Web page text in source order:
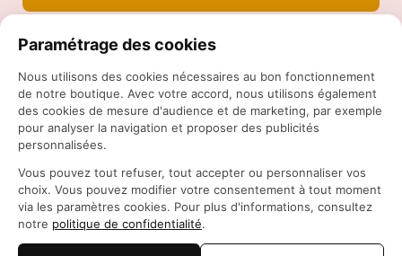
Siège social: 21 Rue des Filles du Calvaire, 75003
Paris, France
WhatsApp: https://wa.me/+84966206648
support@maisonotaku.com
Paramétrage des cookies
Nous utilisons des cookies nécessaires au bon fonctionnement
de notre boutique. Avec votre accord, nous utilisons également
des cookies de mesure d'audience et de marketing, par exemple
pour analyser la navigation et proposer des publicités
personnalisées.
Vous pouvez tout refuser, tout accepter ou personnaliser vos
choix. Vous pouvez modifier votre consentement à tout moment
via les paramètres cookies. Pour plus d'informations, consultez
notre politique de confidentialité.